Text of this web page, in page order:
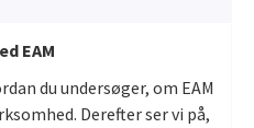
EAM
du undersøger, om EAM
Derefter ser vi på,